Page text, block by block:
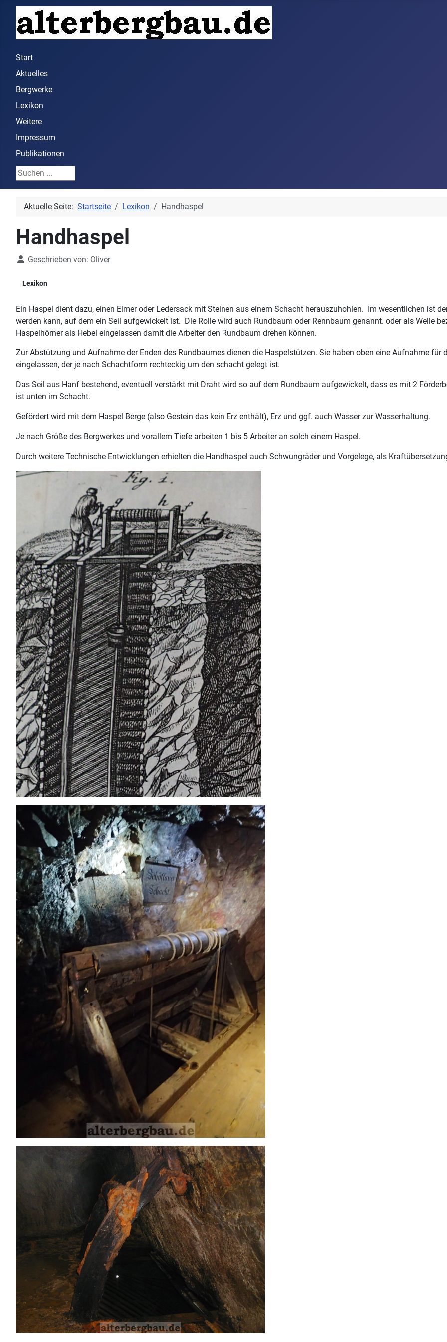
Start
Aktuelles
Bergwerke
Lexikon
Weitere
Impressum
Publikationen
Suchen ...
Aktuelle Seite: Startseite Lexikon Handhaspel
Handhaspel
DetailsGeschrieben von: Oliver
Lexikon
Ein Haspel dient dazu, einen Eimer oder Ledersack mit Steinen aus einem Schacht herauszuhohlen. Im wesentlichen ist
werden kann, auf dem ein Seil aufgewickelt ist. Die Rolle wird auch Rundbaum oder Rennbaum genannt. oder als Welle
Haspelhörner als Hebel eingelassen damit die Arbeiter den Rundbaum drehen können.
Zur Abstützung und Aufnahme der Enden des Rundbaumes dienen die Haspelstützen. Sie haben oben eine Aufnahme für
eingelassen, der je nach Schachtform rechteckig um den schacht gelegt ist.
Das Seil aus Hanf bestehend, eventuell verstärkt mit Draht wird so auf dem Rundbaum aufgewickelt, dass es mit 2
ist unten im Schacht.
Gefördert wird mit dem Haspel Berge (also Gestein das kein Erz enthält), Erz und ggf. auch Wasser zur Wasserhaltung.
Je nach Größe des Bergwerkes und vorallem Tiefe arbeiten 1 bis 5 Arbeiter an solch einem Haspel.
Durch weitere Technische Entwicklungen erhielten die Handhaspel auch Schwungräder und Vorgelege, als